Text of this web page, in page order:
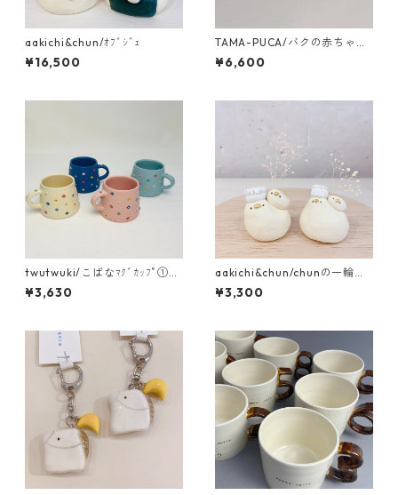
aakichi&chun/ｵﾌﾞｼﾞｪ
¥16,500
TAMA-PUCA/バクの赤ちゃん
ﾓﾋﾞｰﾙ
¥6,600
twutwuki/こばなﾏｸﾞｶｯﾌﾟ①
ホワイト・ピンク
¥3,630
aakichi&chun/chunの一輪挿
し ｺｯｸ
¥3,300